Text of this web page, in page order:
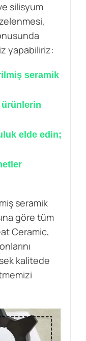
silisyum
yapabiliriz:
seramik
ürünlerin
elde edin;
seramik
göre tüm
Ceramic,
kalitede